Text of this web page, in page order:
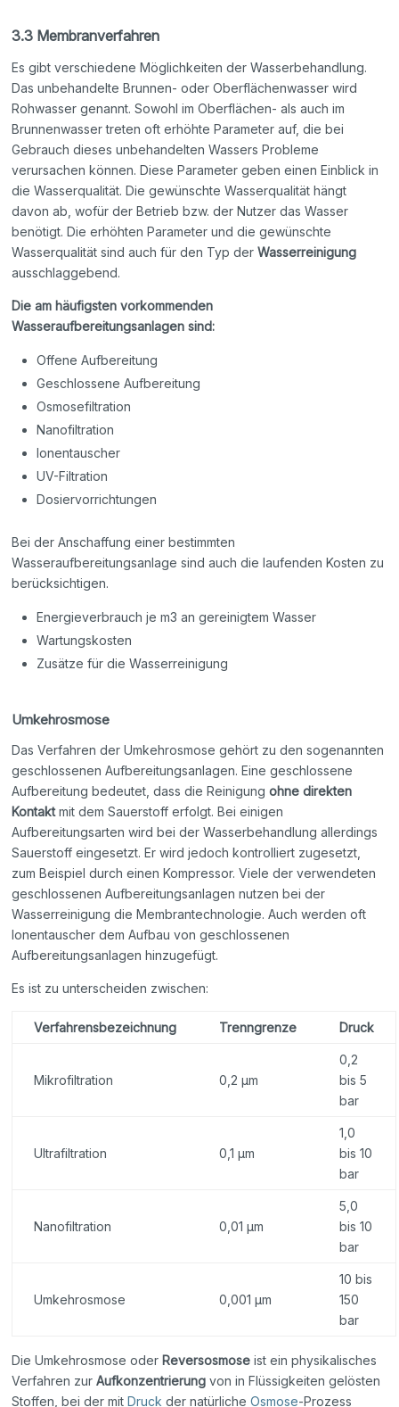
3.3 Membranverfahren
Es gibt verschiedene Möglichkeiten der Wasserbehandlung.
Das unbehandelte Brunnen- oder Oberflächenwasser wird
Rohwasser genannt. Sowohl im Oberflächen- als auch im
Brunnenwasser treten oft erhöhte Parameter auf, die bei
Gebrauch dieses unbehandelten Wassers Probleme
verursachen können. Diese Parameter geben einen Einblick in
die Wasserqualität. Die gewünschte Wasserqualität hängt
davon ab, wofür der Betrieb bzw. der Nutzer das Wasser
benötigt. Die erhöhten Parameter und die gewünschte
Wasserqualität sind auch für den Typ derWasserreinigung
ausschlaggebend.
Die am häufigsten vorkommenden
Wasseraufbereitungsanlagen sind:
Offene Aufbereitung
Geschlossene Aufbereitung
Osmosefiltration
Nanofiltration
Ionentauscher
UV-Filtration
Dosiervorrichtungen
Bei der Anschaffung einer bestimmten
Wasseraufbereitungsanlage sind auch die laufenden Kosten zu
berücksichtigen.
Energieverbrauch je m3 an gereinigtem Wasser
Wartungskosten
Zusätze für die Wasserreinigung
Umkehrosmose
Das Verfahren der Umkehrosmose gehört zu den sogenannten
geschlossenen Aufbereitungsanlagen. Eine geschlossene
Aufbereitung bedeutet, dass die Reinigungohne direkten
Kontaktmit dem Sauerstoff erfolgt. Bei einigen
Aufbereitungsarten wird bei der Wasserbehandlung allerdings
Sauerstoff eingesetzt. Er wird jedoch kontrolliert zugesetzt,
zum Beispiel durch einen Kompressor. Viele der verwendeten
geschlossenen Aufbereitungsanlagen nutzen bei der
Wasserreinigung die Membrantechnologie. Auch werden oft
Ionentauscher dem Aufbau von geschlossenen
Aufbereitungsanlagen hinzugefügt.
Es ist zu unterscheiden zwischen:
Verfahrensbezeichnung Trenngrenze Druck
Mikrofiltration 0,2 µm
0,2
bis 5
bar
Ultrafiltration 0,1 µm
1,0
bis 10
bar
Nanofiltration 0,01 µm
5,0
bis 10
bar
Umkehrosmose 0,001 µm
10 bis
150
bar
Die Umkehrosmose oder Reversosmose ist ein physikalisches
Verfahren zurAufkonzentrierung von in Flüssigkeiten gelösten
Stoffen, bei der mitDruck der natürlicheOsmose-Prozess